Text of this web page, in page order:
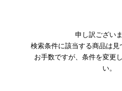
申し訳ございま
検索条件に該当する商品は見
お手数ですが、条件を変更
い。